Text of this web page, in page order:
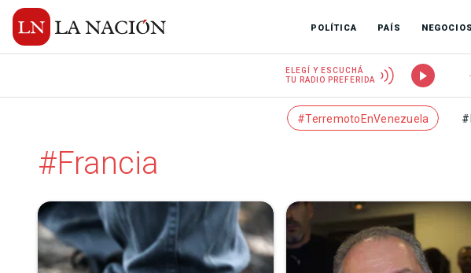
POLÍTICA PAÍS NEGOCIOS
ELEGÍ Y ESCUCHÁ
TU RADIO PREFERIDA
#TerremotoEnVenezuela
#Francia